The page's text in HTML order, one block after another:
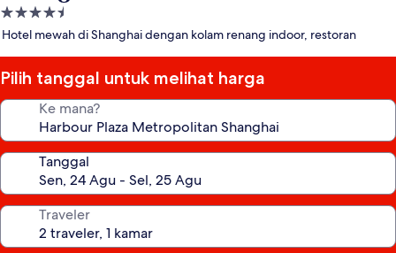
Properti
bintang
Hotel mewah di Shanghai dengan kolam renang indoor, restoran
Pilih tanggal untuk melihat harga
Ke mana?
Tanggal
Traveler